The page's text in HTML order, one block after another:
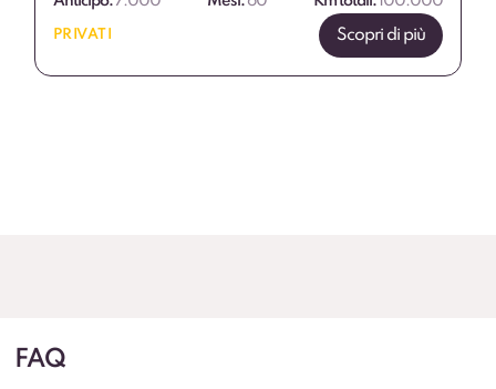
PRIVATI Scopri di più
FAQ